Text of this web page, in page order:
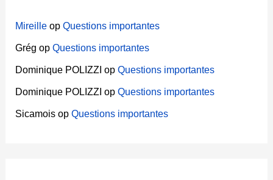
Mireille opQuestions importantes
Grég opQuestions importantes
Dominique POLIZZI opQuestions importantes
Dominique POLIZZI opQuestions importantes
Sicamois opQuestions importantes